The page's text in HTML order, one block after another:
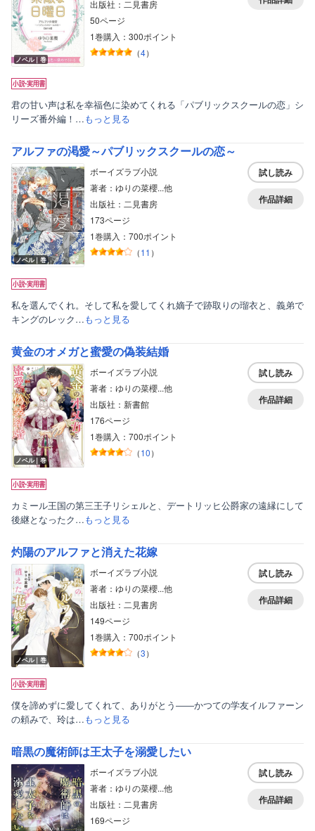
ノベル｜巻
出版社：二見書房
50ページ
1巻購入：300ポイント
（4）
君の甘い声は私を幸福色に染めてくれる「パブリックスクールの恋」シ
リーズ番外編！…もっと見る
アルファの渇愛～パブリックスクールの恋～
ノベル｜巻
ボーイズラブ小説
著者：ゆりの菜櫻...他
出版社：二見書房
173ページ
1巻購入：700ポイント
（11 ）
試し読み
作品詳細
私を選んでくれ。そして私を愛してくれ嫡子で跡取りの瑠衣と、義弟で
キングのレック…もっと見る
黄金のオメガと蜜愛の偽装結婚
ノベル｜巻
ボーイズラブ小説
著者：ゆりの菜櫻...他
出版社：新書館
176ページ
1巻購入：700ポイント
（10）
試し読み
作品詳細
カミール王国の第三王子リシェルと、デートリッヒ公爵家の遠縁にして
後継となったク…もっと見る
灼陽のアルファと消えた花嫁
ノベル｜巻
ボーイズラブ小説
著者：ゆりの菜櫻...他
出版社：二見書房
149ページ
1巻購入：700ポイント
（3）
試し読み
作品詳細
僕を諦めずに愛してくれて、ありがとう――かつての学友イルファーン
の頼みで、玲は…もっと見る
暗黒の魔術師は王太子を溺愛したい
ボーイズラブ小説
著者：ゆりの菜櫻...他
出版社：二見書房
169ページ
試し読み
作品詳細
ティーンズラブ
美女・美少女
女性写真集